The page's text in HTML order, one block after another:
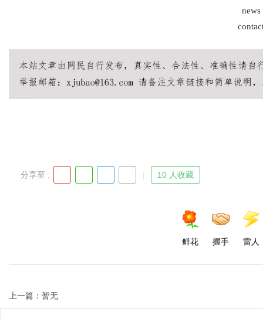
news
分享至 : 10 人收藏
鲜花 握手 雷人
上一篇：暂无